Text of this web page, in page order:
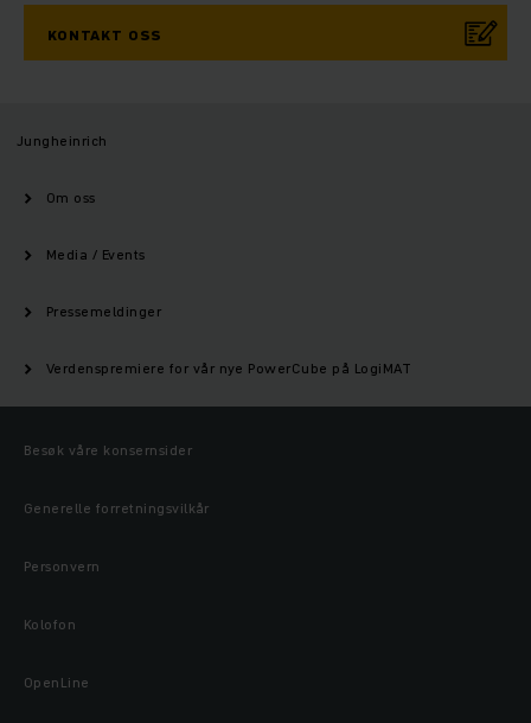
KONTAKT OSS
Jungheinrich
Om oss
Media / Events
Pressemeldinger
Verdenspremiere for vår nye PowerCube på LogiMAT
Besøk våre konsernsider
Generelle forretningsvilkår
Personvern
Kolofon
OpenLine